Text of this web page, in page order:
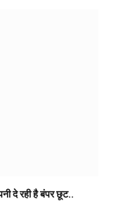
दे रही है बंपर छूट..